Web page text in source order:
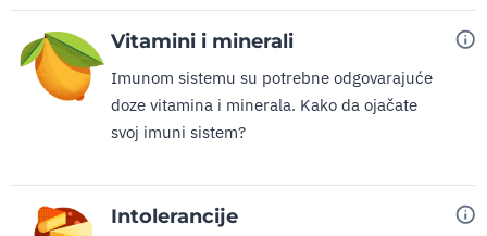
Vitamini i minerali
Imunom sistemu su potrebne odgovarajuće
doze vitamina i minerala. Kako da ojačate
svoj imuni sistem?
Intolerancije